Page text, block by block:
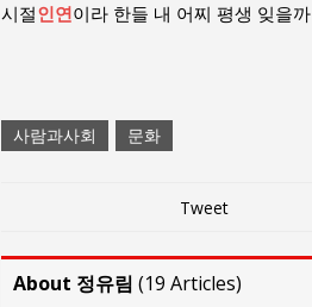
시절인연이라 한들 내 어찌 평생 잊을까
사람과사회 문화
Tweet
About 정유림 (19 Articles)